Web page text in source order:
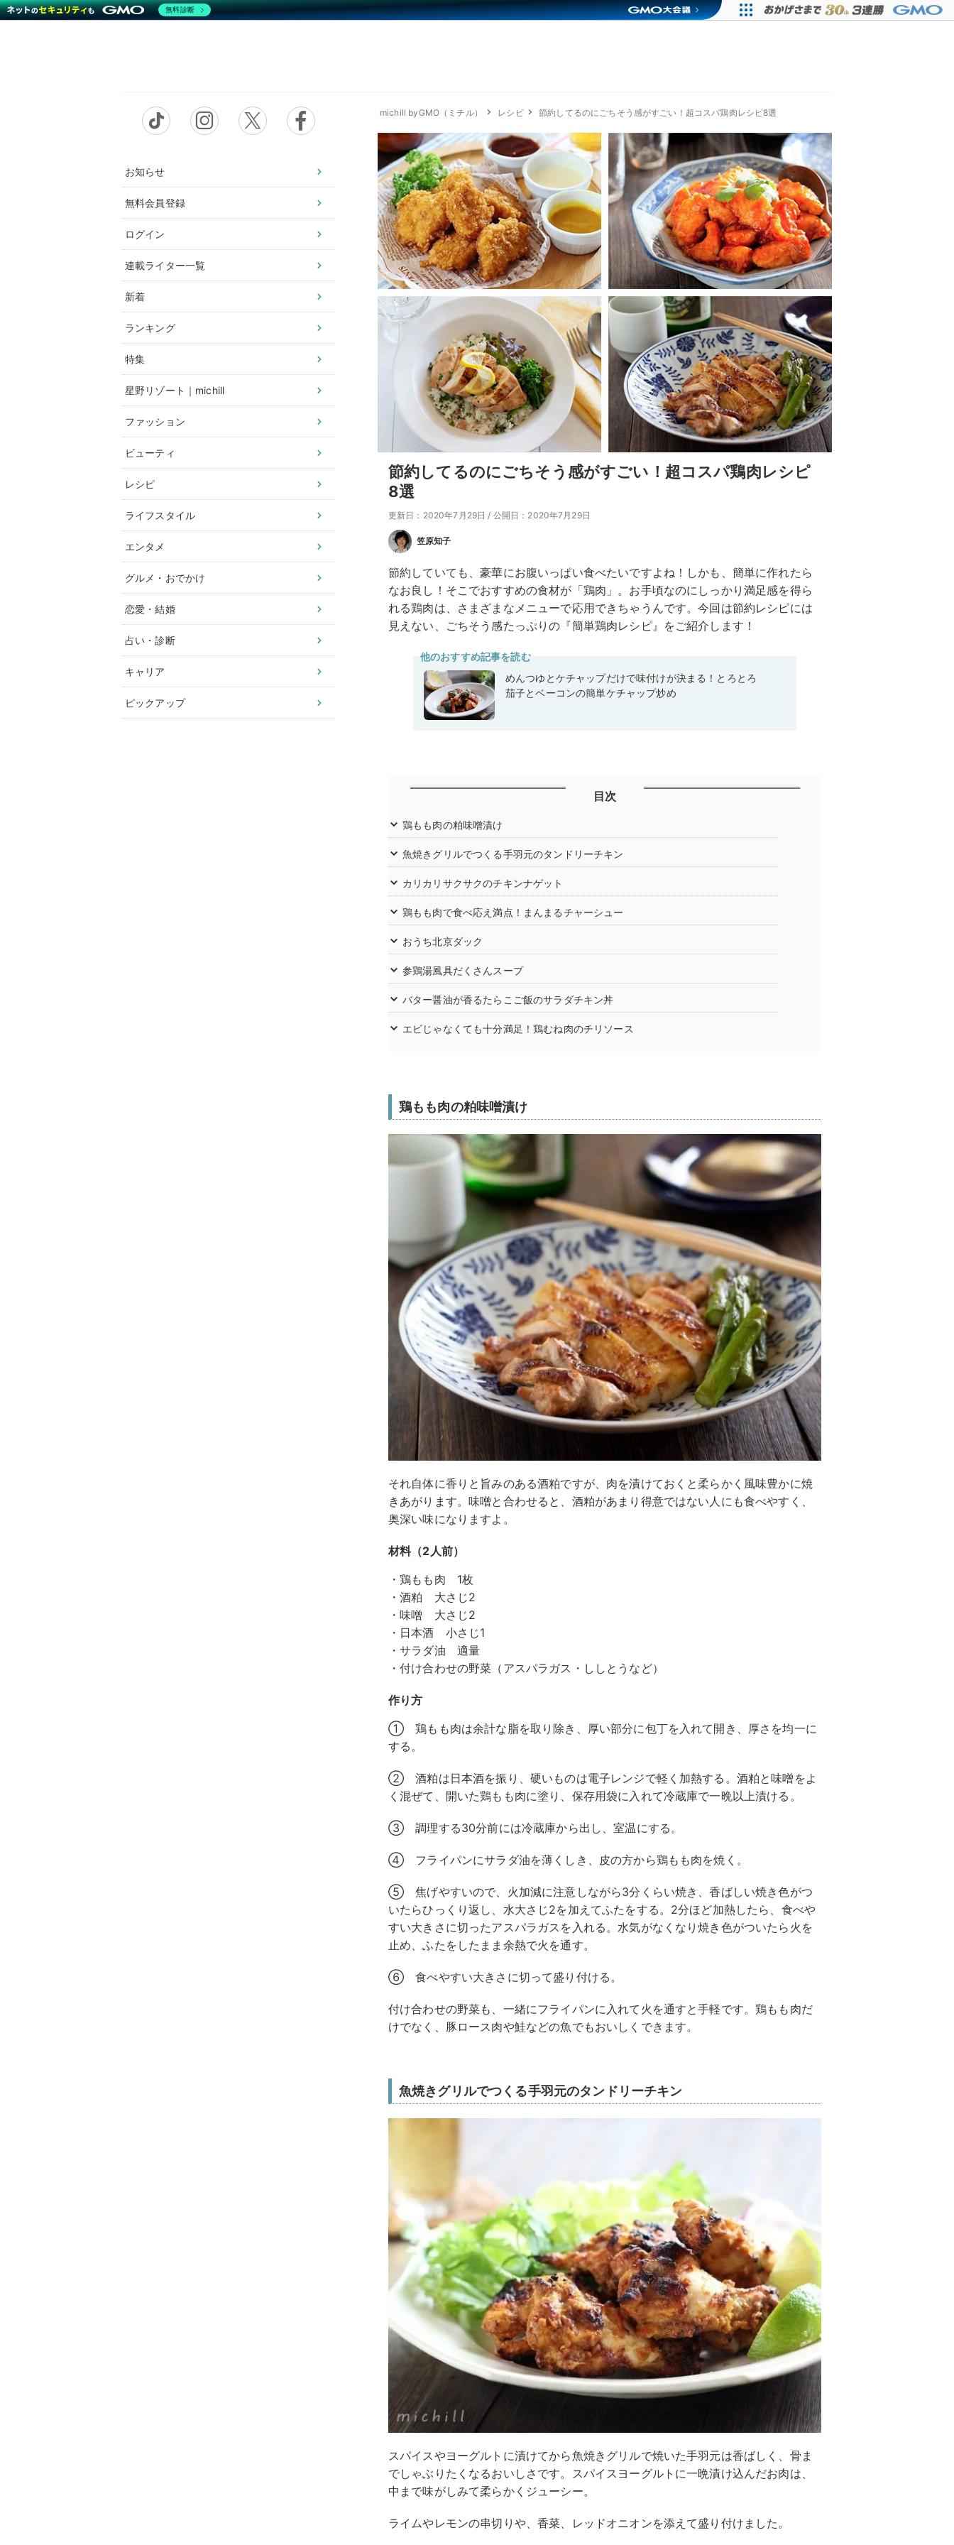
お知らせ
無料会員登録
ログイン
連載ライター一覧
新着
ランキング
特集
星野リゾート｜michill
ファッション
ビューティ
レシピ
ライフスタイル
エンタメ
グルメ・おでかけ
恋愛・結婚
占い・診断
キャリア
ピックアップ
michill byGMO（ミチル） レシピ 節約してるのにごちそう感がすごい！超コスパ鶏肉レシピ8選
節約してるのにごちそう感がすごい！超コスパ鶏肉レシピ
8選
更新日：2020年7月29日 / 公開日：2020年7月29日
笠原知子
節約していても、豪華にお腹いっぱい食べたいですよね！しかも、簡単に作れたら
なお良し！そこでおすすめの食材が「鶏肉」。お手頃なのにしっかり満足感を得ら
れる鶏肉は、さまざまなメニューで応用できちゃうんです。今回は節約レシピには
見えない、ごちそう感たっぷりの『簡単鶏肉レシピ』をご紹介します！
他のおすすめ記事を読む
めんつゆとケチャップだけで味付けが決まる！とろとろ
茄子とベーコンの簡単ケチャップ炒め
目次
鶏もも肉の粕味噌漬け
魚焼きグリルでつくる手羽元のタンドリーチキン
カリカリサクサクのチキンナゲット
鶏もも肉で食べ応え満点！まんまるチャーシュー
おうち北京ダック
参鶏湯風具だくさんスープ
バター醤油が香るたらこご飯のサラダチキン丼
エビじゃなくても十分満足！鶏むね肉のチリソース
鶏もも肉の粕味噌漬け
それ自体に香りと旨みのある酒粕ですが、肉を漬けておくと柔らかく風味豊かに焼
きあがります。味噌と合わせると、酒粕があまり得意ではない人にも食べやすく、
奥深い味になりますよ。
材料（2人前）
・鶏もも肉 1枚
・酒粕 大さじ2
・味噌 大さじ2
・日本酒 小さじ1
・サラダ油 適量
・付け合わせの野菜（アスパラガス・ししとうなど）
作り方
① 鶏もも肉は余計な脂を取り除き、厚い部分に包丁を入れて開き、厚さを均一に
する。
② 酒粕は日本酒を振り、硬いものは電子レンジで軽く加熱する。酒粕と味噌をよ
く混ぜて、開いた鶏もも肉に塗り、保存用袋に入れて冷蔵庫で一晩以上漬ける。
③ 調理する30分前には冷蔵庫から出し、室温にする。
④ フライパンにサラダ油を薄くしき、皮の方から鶏もも肉を焼く。
⑤ 焦げやすいので、火加減に注意しながら3分くらい焼き、香ばしい焼き色がつ
いたらひっくり返し、水大さじ2を加えてふたをする。2分ほど加熱したら、食べや
すい大きさに切ったアスパラガスを入れる。水気がなくなり焼き色がついたら火を
止め、ふたをしたまま余熱で火を通す。
⑥ 食べやすい大きさに切って盛り付ける。
付け合わせの野菜も、一緒にフライパンに入れて火を通すと手軽です。鶏もも肉だ
けでなく、豚ロース肉や鮭などの魚でもおいしくできます。
魚焼きグリルでつくる手羽元のタンドリーチキン
スパイスやヨーグルトに漬けてから魚焼きグリルで焼いた手羽元は香ばしく、骨ま
でしゃぶりたくなるおいしさです。スパイスヨーグルトに一晩漬け込んだお肉は、
中まで味がしみて柔らかくジューシー。
ライムやレモンの串切りや、香菜、レッドオニオンを添えて盛り付けました。
無料診断